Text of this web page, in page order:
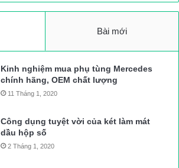
Bài mới
Kinh nghiệm mua phụ tùng Mercedes
chính hãng, OEM chất lượng
11 Tháng 1, 2020
Công dụng tuyệt vời của két làm mát
dầu hộp số
2 Tháng 1, 2020